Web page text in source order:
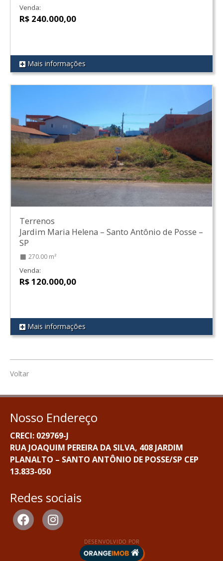
REF 43
Venda:
R$ 240.000,00
Mais informações
REF 100
Terrenos
Jardim Maria Helena – Santo Antônio de Posse –
SP
270.00 m²
Venda:
R$ 120.000,00
Mais informações
Voltar
Nosso Endereço
CRECI: 029769-J
RUA JOAQUIM PEREIRA DA SILVA, 408 JARDIM
PLANALTO – SANTO ANTÔNIO DE POSSE/SP CEP
13.833-050
Redes sociais
DESENVOLVIDO POR